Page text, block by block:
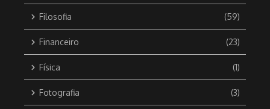
Filosofia (59)
Financeiro (23)
Física (1)
Fotografia (3)